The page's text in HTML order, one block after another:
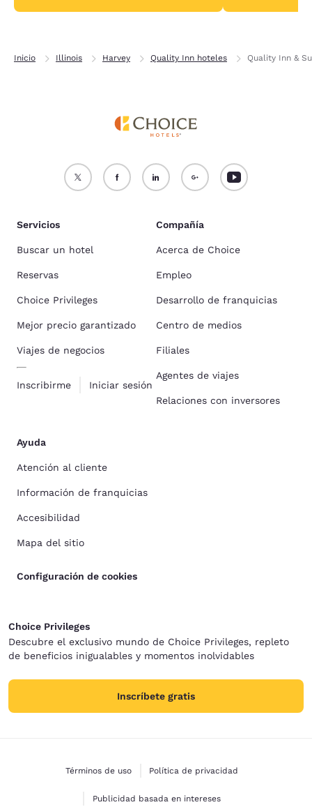
Inicio Illinois Harvey Quality Inn hoteles Quality Inn &
Servicios
Buscar un hotel
Reservas
Choice Privileges
Mejor precio garantizado
Viajes de negocios
Inscribirme Iniciar sesión
Compañía
Acerca de Choice
Empleo
Desarrollo de franquicias
Centro de medios
Filiales
Agentes de viajes
Relaciones con inversores
Ayuda
Atención al cliente
Información de franquicias
Accesibilidad
Mapa del sitio
Configuración de cookies
Choice Privileges
Descubre el exclusivo mundo de Choice Privileges, repleto
de beneficios inigualables y momentos inolvidables
Inscríbete gratis
Términos de uso Política de privacidad
Publicidad basada en intereses